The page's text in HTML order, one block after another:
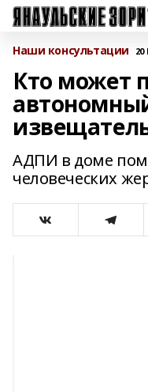
Наши консультации 20
Кто может
АДПИ в доме
человеческих